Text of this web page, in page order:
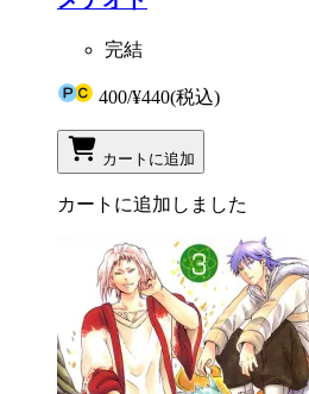
完結
400/¥440(税込)
カートに追加
カートに追加しました